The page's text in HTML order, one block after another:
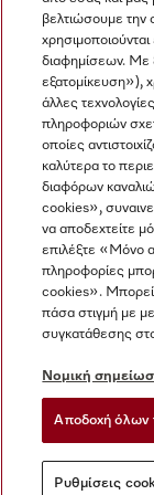
Η εταιρεία μας
Όροι και
Προστασία
Όροι Χρήσης
Δήλωση
Νόμος για τις
Ρυθμίσεις cookies
Miele στοMiele στο
βελτιώσουμε την
διαφημίσεων. Με
εξατομίκευση»),
άλλες
πληροφοριών
οποίες
καλύτερα το
διαφόρων
cookies»,
να αποδεχτείτε
επιλέξτε «Μόνο
πληροφορίες
cookies».
πάσα στιγμή με
συγκατάθεσης
Νομική
Αποδοχή όλων
Ρυθμίσεις